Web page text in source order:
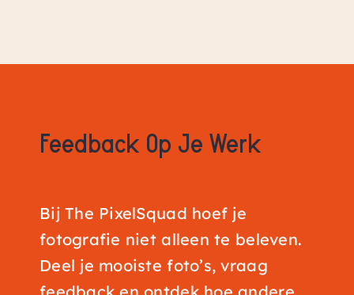
Feedback Op Je Werk
Bij The PixelSquad hoef je
fotografie niet alleen te beleven.
Deel je mooiste foto’s, vraag